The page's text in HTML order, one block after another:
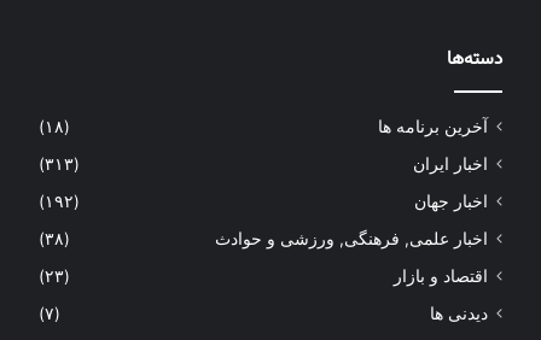
دسته‌ها
آخرین برنامه ها
(۱۸)
اخبار ایران
(۳۱۳)
اخبار جهان
(۱۹۲)
اخبار علمی, فرهنگی, ورزشی و حوادث
(۳۸)
اقتصاد و بازار
(۲۳)
دیدنی ها
(۷)